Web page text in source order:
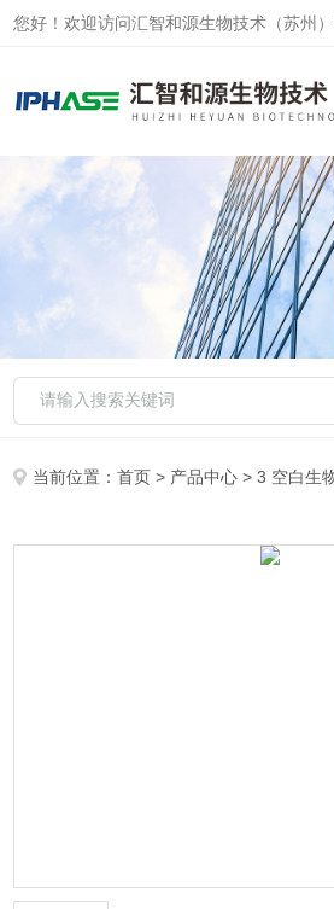
您好！欢迎访问汇智和源生物技术（苏州
当前位置：首页 > 产品中心 >3 空白生